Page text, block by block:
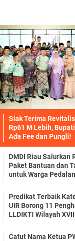
Siak Terima
Rp61 M Lebih,
Ada Fee dan Pungli!
DMDI Riau Salurkan
Paket Bantuan dan
untuk Warga
Predikat Terbaik
UIR Borong 11
LLDIKTI Wilayah
Catut Nama Ketua